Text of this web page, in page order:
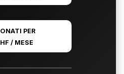
PER
/ MESE